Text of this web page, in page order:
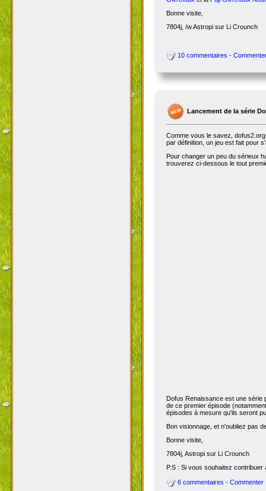
Bonne visite,
7804j, /w Astropi sur Li Crounch
10 commentaires -
Lancement de la série
Comme vous le savez,
par définition, un jeu est fait pour
Pour changer un peu du sérieux
trouverez ci-dessous le tout
Dofus Renaissance est une série
de ce premier épisode
épisodes à mesure qu'ils seront
Bon visionnage, et n'oubliez pas
Bonne visite,
7804j, Astropi sur Li Crounch
P.S : Si vous souhaitez
6 commentaires - Commenter